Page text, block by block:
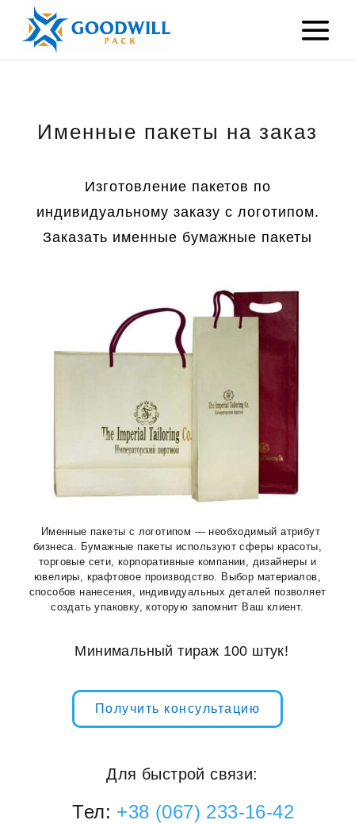
Именные пакеты на заказ
Изготовление пакетов по
индивидуальному заказу с логотипом.
Заказать именные бумажные пакеты
Именные пакеты с логотипом — необходимый атрибут
бизнеса. Бумажные пакеты используют сферы красоты,
торговые сети, корпоративные компании, дизайнеры и
ювелиры, крафтовое производство. Выбор материалов,
способов нанесения, индивидуальных деталей позволяет
создать упаковку, которую запомнит Ваш клиент.
Минимальный тираж 100 штук!
Получить консультацию
Для быстрой связи:
Тел: +38 (067) 233-16-42